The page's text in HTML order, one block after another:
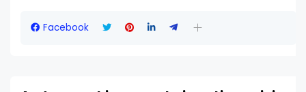
Facebook